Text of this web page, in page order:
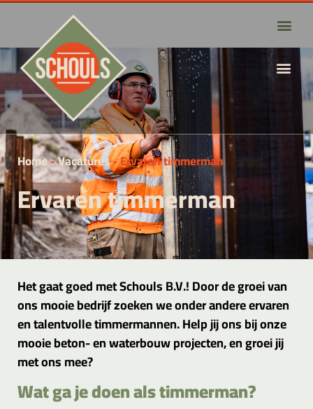
Home-Vacatures-Ervaren timmerman
Ervaren timmerman
Het gaat goed met Schouls B.V.! Door de groei van
ons mooie bedrijf zoeken we onder andere ervaren
en talentvolle timmermannen. Help jij ons bij onze
mooie beton- en waterbouw projecten, en groei jij
met ons mee?
Wat ga je doen als timmerman?